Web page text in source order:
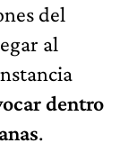
del
al
dentro
.